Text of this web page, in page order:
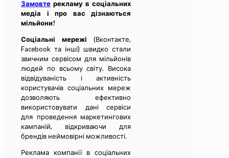
Замовте рекламу в соціальних
медіа і про вас дізнаються
мільйони!
Соціальні мережі (Вконтакте,
Facebook та інші) швидко стали
звичним сервісом для мільйонів
людей по всьому світу. Висока
відвідуваність і активність
користувачів соціальних мереж
дозволяють ефективно
використовувати дані сервіси
для проведення маркетингових
кампаній, відкриваючи для
брендів неймовірні можливості.
Реклама компанії в соціальних